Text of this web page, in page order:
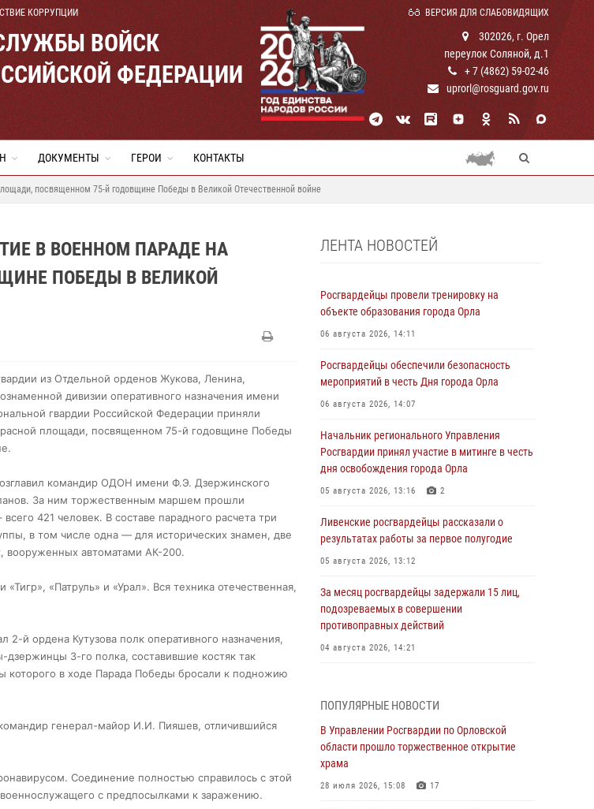
КОРРУПЦИИ ВЕРСИЯ ДЛЯ СЛАБОВИДЯЩИХ
ВОЙСК
ФЕДЕРАЦИИ
302026, г. Орел
переулок Соляной, д.1
+ 7 (4862) 59-02-46
uprorl@rosguard.gov.ru
ДОКУМЕНТЫ ГЕРОИ КОНТАКТЫ
посвященном 75-й годовщине Победы в Великой Отечественной войне
В ВОЕННОМ ПАРАДЕ НА
ПОБЕДЫ В ВЕЛИКОЙ
из Отдельной орденов Жукова, Ленина,
дивизии оперативного назначения имени
гвардии Российской Федерации приняли
площади, посвященном 75-й годовщине Победы
командир ОДОН имени Ф.Э. Дзержинского
За ним торжественным маршем прошли
421 человек. В составе парадного расчета три
в том числе одна — для исторических знамен, две
вооруженных автоматами АК-200.
«Патруль» и «Урал». Вся техника отечественная,
й ордена Кутузова полк оперативного назначения,
дзержинцы 3-го полка, составившие костяк так
которого в ходе Парада Победы бросали к подножию
генерал-майор И.И. Пияшев, отличившийся
Соединение полностью справилось с этой
военнослужащего с предпосылками к заражению.
ЛЕНТА НОВОСТЕЙ
Росгвардейцы провели тренировку на
объекте образования города Орла
06 августа 2026, 14:11
Росгвардейцы обеспечили безопасность
мероприятий в честь Дня города Орла
06 августа 2026, 14:07
Начальник регионального Управления
Росгвардии принял участие в митинге в честь
дня освобождения города Орла
05 августа 2026, 13:16 2
Ливенские росгвардейцы рассказали о
результатах работы за первое полугодие
05 августа 2026, 13:12
За месяц росгвардейцы задержали 15 лиц,
подозреваемых в совершении
противоправных действий
04 августа 2026, 14:21
За месяц росгвардейцы приняли от граждан
более 800 заявлений о предоставлении
госуслуг
ПОПУЛЯРНЫЕ НОВОСТИ
В Управлении Росгвардии по Орловской
области прошло торжественное открытие
храма
28 июля 2026, 15:08 17